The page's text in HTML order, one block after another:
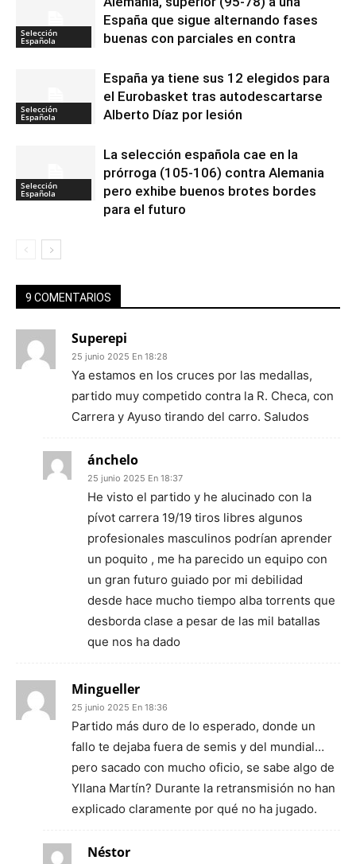
Selección
Española
España que sigue alternando fases
buenas con parciales en contra
Selección
Española
España ya tiene sus 12 elegidos para
el Eurobasket tras autodescartarse
Alberto Díaz por lesión
Selección
Española
La selección española cae en la
prórroga (105-106) contra Alemania
pero exhibe buenos brotes bordes
para el futuro
9 COMENTARIOS
Superepi
25 junio 2025 En 18:28
Ya estamos en los cruces por las medallas,
partido muy competido contra la R. Checa, con
Carrera y Ayuso tirando del carro. Saludos
ánchelo
25 junio 2025 En 18:37
He visto el partido y he alucinado con la
pívot carrera 19/19 tiros libres algunos
profesionales masculinos podrían aprender
un poquito , me ha parecido un equipo con
un gran futuro guiado por mi debilidad
desde hace mucho tiempo alba torrents que
desborda clase a pesar de las mil batallas
que nos ha dado
Mingueller
25 junio 2025 En 18:36
Partido más duro de lo esperado, donde un
fallo te dejaba fuera de semis y del mundial…
pero sacado con mucho oficio, se sabe algo de
Yllana Martín? Durante la retransmisión no han
explicado claramente por qué no ha jugado.
Néstor